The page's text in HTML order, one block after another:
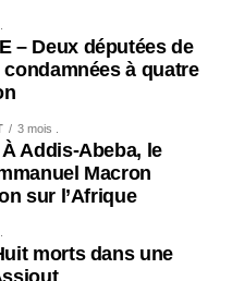
– Deux députées de
condamnées à quatre
3 mois .
À Addis-Abeba, le
Macron
sur l’Afrique
morts dans une